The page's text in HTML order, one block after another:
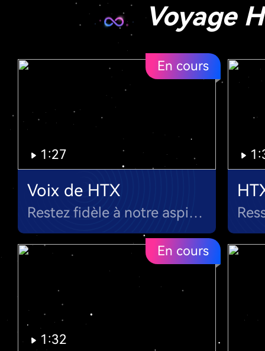
Voyage
Voix de HTX
Restez fidèle à notre aspiration et à notre mission primordiale
1:27
En cours
1:32
En cours